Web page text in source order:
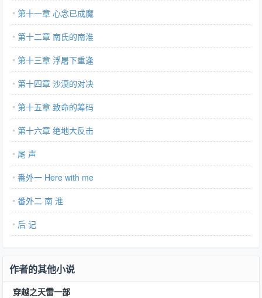
第十一章 心念已成魔
第十二章 南氏的南淮
第十三章 浮屠下重逢
第十四章 沙漠的对决
第十五章 致命的筹码
第十六章 绝地大反击
尾 声
番外一 Here with me
番外二 南 淮
后 记
作者的其他小说
穿越之天雷一部